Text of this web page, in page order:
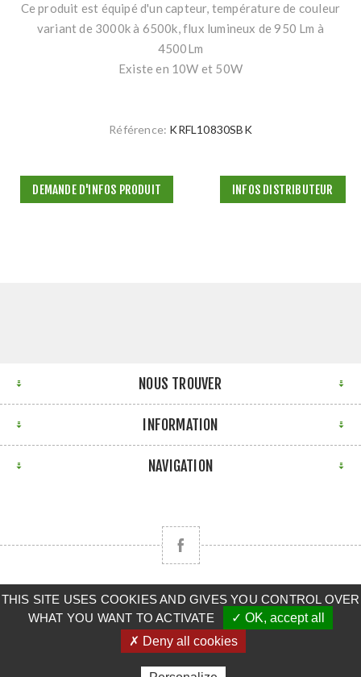
Ce produit est équipé d'un capteur, température de couleur
variant de 3000k à 6500k, flux lumineux de 950 Lm à
4500Lm
Existe en 10W et 50W
Référence: KRFL10830SBK
DEMANDE D'INFOS PRODUIT INFOS DISTRIBUTEUR
NOUS TROUVER
INFORMATION
NAVIGATION
Copyright © 2026 CLAAS BRETAGNE SUD. Tous droits
réservés.
Powered by nopCommerce
THIS SITE USES COOKIES AND GIVES YOU CONTROL OVER
WHAT YOU WANT TO ACTIVATE
✓ OK, accept all
✗ Deny all cookies